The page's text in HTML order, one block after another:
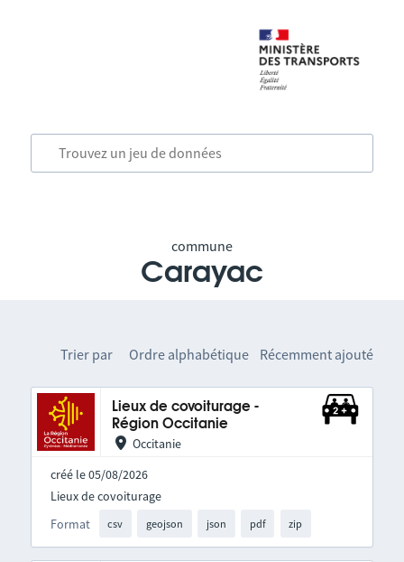
commune
Carayac
Trier par Ordre alphabétique Récemment ajouté
Lieux de covoiturage -
Région Occitanie
Occitanie
créé le 05/08/2026
Format csv geojson json pdf zip
Lieux de covoiturage